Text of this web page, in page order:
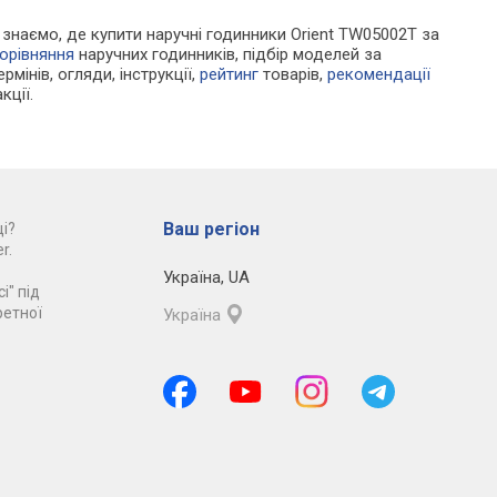
де купити наручні годинники Orient TW05002T за
наручних годинників, підбір моделей за
огляди, інструкції,рейтинг товарів,рекомендації
під
Ваш регіон
Україна, UA
Україна